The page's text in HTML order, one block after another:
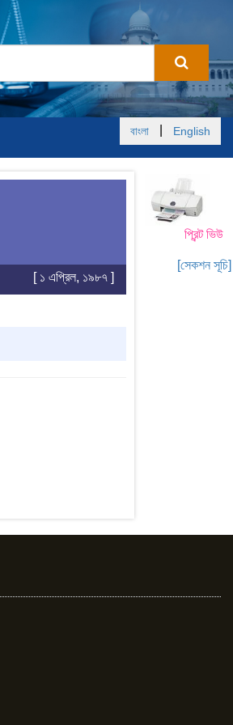
বাংলা English
প্রিন্ট ভিউ
[সেকশন সূচি]
[ ১ এপ্রিল, ১৯৮৭ ]